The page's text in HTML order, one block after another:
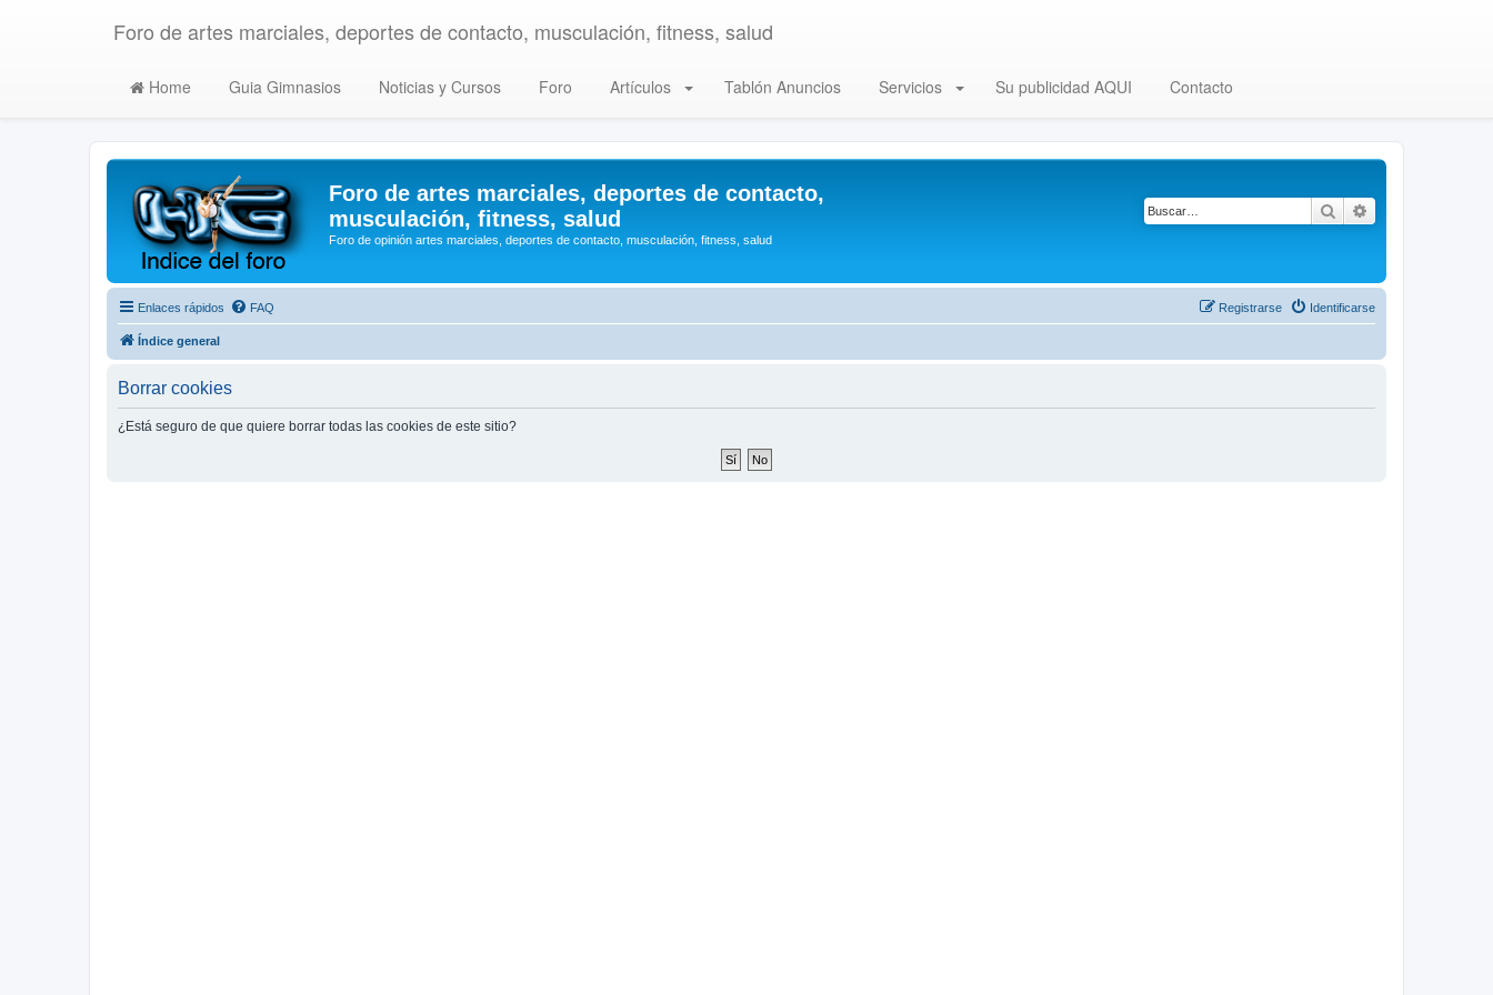
Foro de artes marciales, deportes de contacto, musculación, fitness, salud
Home Guia Gimnasios Noticias y Cursos Foro Artículos Tablón Anuncios Servicios Su publicidad AQUI Contacto
Foro de artes marciales, deportes de contacto,
musculación, fitness, salud
Foro de opinión artes marciales, deportes de contacto, musculación, fitness, salud
Buscar
Enlaces rápidos FAQ Identificarse
Registrarse
Índice general
Borrar cookies
¿Está seguro de que quiere borrar todas las cookies de este sitio?